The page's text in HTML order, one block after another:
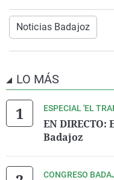
Noticias Badajoz
LO MÁS
ESPECIAL 'EL
EN
Badajoz
CONGRESO